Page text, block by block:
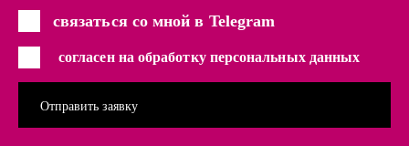
связаться со мной в Telegram
согласен на обработку персональных данных